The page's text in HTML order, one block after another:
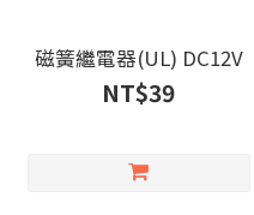
磁簧繼電器(UL) DC12V
NT$39